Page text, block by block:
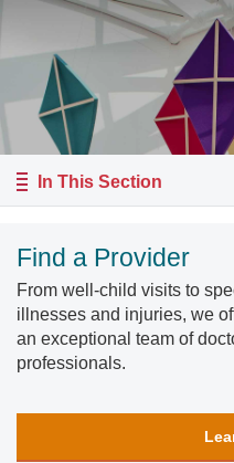
In This Section
Find a Provider
From well-child visits to
illnesses and injuries, we
an exceptional team of
professionals.